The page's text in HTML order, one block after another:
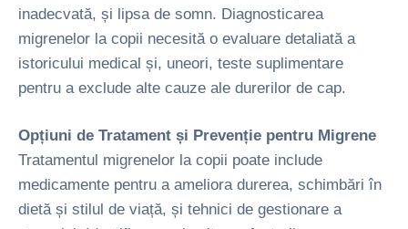
inadecvată, și lipsa de somn. Diagnosticarea
migrenelor la copii necesită o evaluare detaliată a
istoricului medical și, uneori, teste suplimentare
pentru a exclude alte cauze ale durerilor de cap.
Opțiuni de Tratament și Prevenție pentru Migrene
Tratamentul migrenelor la copii poate include
medicamente pentru a ameliora durerea, schimbări în
dietă și stilul de viață, și tehnici de gestionare a